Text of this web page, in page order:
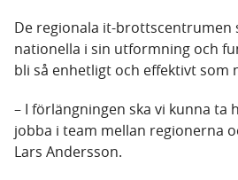
De regionala it-brottscentrumen
nationella i sin utformning och
bli så enhetligt och effektivt som
– I förlängningen ska vi kunna ta
jobba i team mellan regionerna
Lars Andersson.